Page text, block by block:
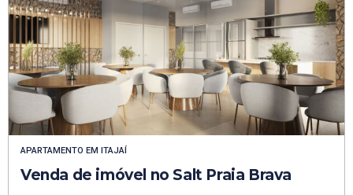
APARTAMENTO EM ITAJAÍ
Venda de imóvel no Salt Praia Brava